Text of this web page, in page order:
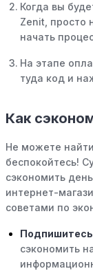
Когда вы
Zenit, просто
начать
На этапе
туда код и
Как
Не можете
беспокойтесь!
сэкономить
интернет-
советами по
сэкономить